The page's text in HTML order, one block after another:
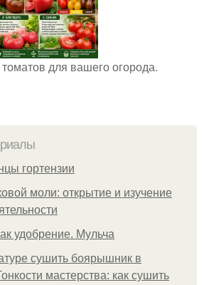
для вашего огорода.
гортензии
моли: открытие и изучение
удобрение. Мульча
сушить боярышник в
мастерства: как сушить